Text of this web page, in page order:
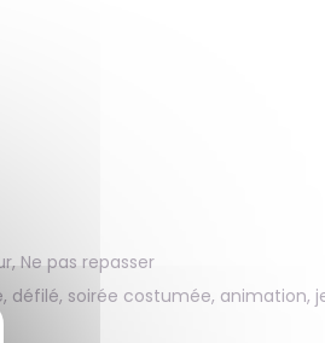
Ne pas repasser
défilé, soirée costumée, animation,